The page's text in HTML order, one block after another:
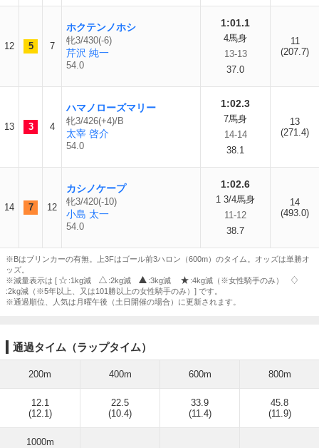
12 5 7
ホクテンノホシ
牝3/430(-6)
芹沢 純一
54.0
1:01.1
4馬身
13-13
37.0
11
(207.7)
13 3 4
ハマノローズマリー
牝3/426(+4)/B
太宰 啓介
54.0
1:02.3
7馬身
14-14
38.1
13
(271.4)
14 7 12
カシノケープ
牝3/420(-10)
小島 太一
54.0
1:02.6
1 3/4馬身
11-12
38.7
14
(493.0)
※Bはブリンカーの有無。上3Fはゴール前3ハロン（600m）のタイム。オッズは単勝オ
ッズ。
※減量表示は [
:1kg減 :2kg減 :3kg減
:4kg減（※女性騎手のみ）
:2kg減（※5年以上、又は101勝以上の女性騎手のみ）] です。
※通過順位、人気は月曜午後（土日開催の場合）に更新されます。
通過タイム（ラップタイム）
200m 400m 600m 800m
12.1
(12.1)
22.5
(10.4)
33.9
(11.4)
45.8
(11.9)
1000m